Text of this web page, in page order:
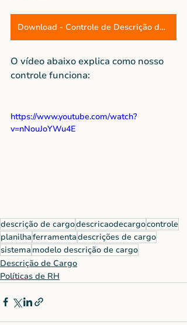
Download - Controle de Descrição de Cargo
O vídeo abaixo explica como nosso
controle funciona:
https://www.youtube.com/watch?
v=nNouJoYWu4E
descrição de cargodescricaodecargocontrole
planilhaferramentadescrições de cargo
sistema modelo descrição de cargo
Descrição de Cargo
Políticas de RH